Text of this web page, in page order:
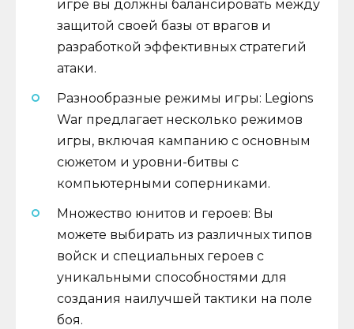
игре вы должны балансировать между
защитой своей базы от врагов и
разработкой эффективных стратегий
атаки.
Разнообразные режимы игры: Legions
War предлагает несколько режимов
игры, включая кампанию с основным
сюжетом и уровни-битвы с
компьютерными соперниками.
Множество юнитов и героев: Вы
можете выбирать из различных типов
войск и специальных героев с
уникальными способностями для
создания наилучшей тактики на поле
боя.